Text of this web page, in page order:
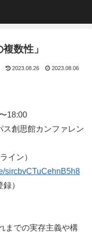
数性」
2023.08.26 2023.08.06
18:00
ス創思館カンファレン
ン）
sircbvCTuCehnB5h8
）
までの実存主義や構